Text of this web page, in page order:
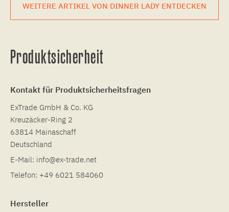
WEITERE ARTIKEL VON DINNER LADY ENTDECKEN
Produktsicherheit
Kontakt für Produktsicherheitsfragen
ExTrade GmbH & Co. KG
Kreuzäcker-Ring 2
63814 Mainaschaff
Deutschland
E-Mail: info@ex-trade.net
Telefon: +49 6021 584060
Hersteller